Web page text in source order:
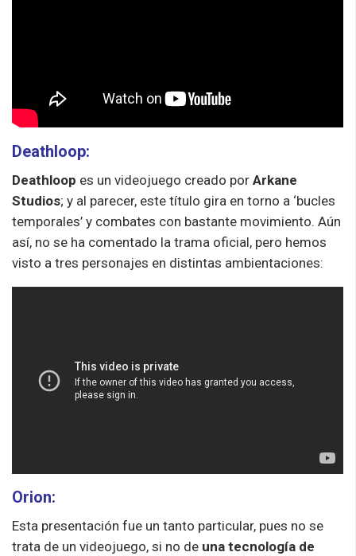
Deathloop:
Deathloop es un videojuego creado por Arkane
Studios; y al parecer, este título gira en torno a ‘bucles
temporales’ y combates con bastante movimiento. Aún
así, no se ha comentado la trama oficial, pero hemos
visto a tres personajes en distintas ambientaciones:
Orion:
Esta presentación fue un tanto particular, pues no se
trata de un videojuego, si no de una tecnología de